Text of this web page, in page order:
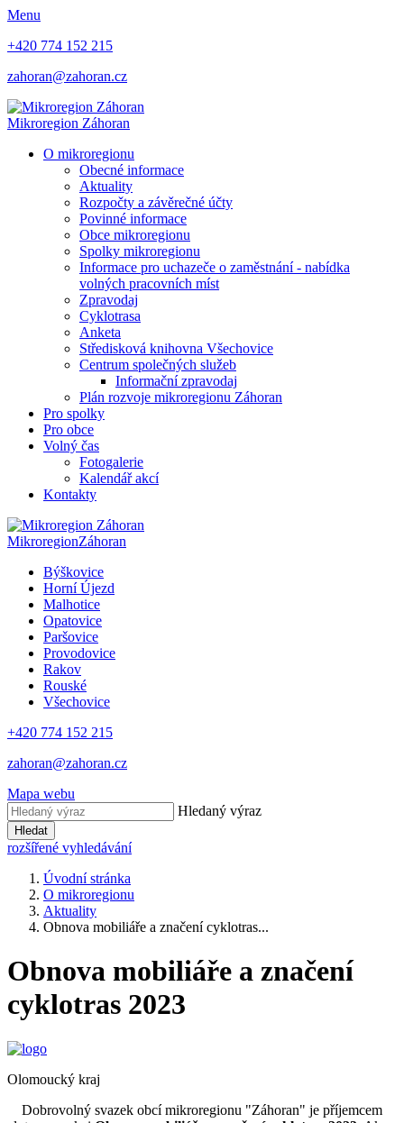
Menu
+420 774 152 215
zahoran@zahoran.cz
Mikroregion Záhoran
O mikroregionu
Obecné informace
Aktuality
Rozpočty a závěrečné účty
Povinné informace
Obce mikroregionu
Spolky mikroregionu
Informace pro uchazeče o zaměstnání - nabídka
volných pracovních míst
Zpravodaj
Cyklotrasa
Anketa
Středisková knihovna Všechovice
Centrum společných služeb
Informační zpravodaj
Plán rozvoje mikroregionu Záhoran
Pro spolky
Pro obce
Volný čas
Fotogalerie
Kalendář akcí
Kontakty
MikroregionZáhoran
Býškovice
Horní Újezd
Malhotice
Opatovice
Paršovice
Provodovice
Rakov
Rouské
Všechovice
+420 774 152 215
zahoran@zahoran.cz
Mapa webu
Hledaný výraz
Hledat
rozšířené vyhledávání
Úvodní stránka
O mikroregionu
Aktuality
Obnova mobiliáře a značení cyklotras...
Obnova mobiliáře a značení
cyklotras 2023
Olomoucký kraj
Dobrovolný svazek obcí mikroregionu "Záhoran" je příjemcem